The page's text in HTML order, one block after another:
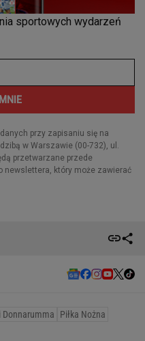
Donnarumma Piłka Nożna